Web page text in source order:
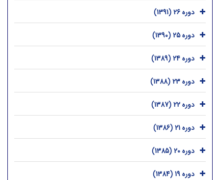
دوره 26 (1391)
دوره 25 (1390)
دوره 24 (1389)
دوره 23 (1388)
دوره 22 (1387)
دوره 21 (1386)
دوره 20 (1385)
دوره 19 (1384)